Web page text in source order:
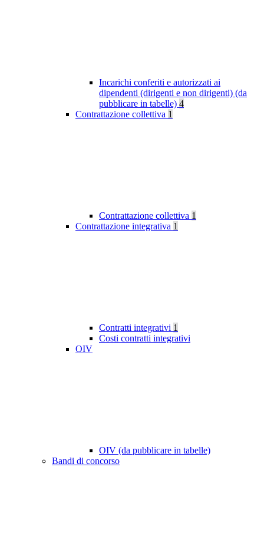
Incarichi conferiti e autorizzati ai
dipendenti (dirigenti e non dirigenti) (da
pubblicare in tabelle) 4
Contrattazione collettiva 1
Contrattazione collettiva 1
Contrattazione integrativa 1
Contratti integrativi 1
Costi contratti integrativi
OIV
OIV (da pubblicare in tabelle)
Bandi di concorso